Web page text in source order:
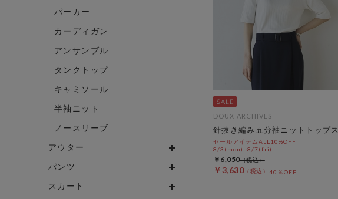
パーカー
カーディガン
アンサンブル
タンクトップ
キャミソール
半袖ニット
ノースリーブ
アウター
パンツ
スカート
DOUX ARCHIVES
針抜き編み五分袖ニットトップス
セールアイテムALL10%OFF
8/3(mon)~8/7(fri)
￥3,630 40％OFF
￥6,050